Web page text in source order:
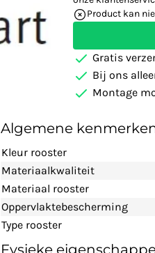
Product kan
Gratis
Bij ons
Montage
Algemene
Kleur rooster
Materiaalkwaliteit
Materiaal rooster
Oppervlaktebescherming
Type rooster
Fysieke